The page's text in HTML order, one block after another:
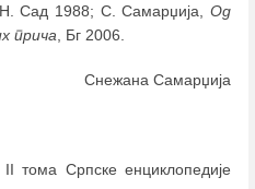
Н. Сад 1988; С. Самарџија, Од
прича , Бг 2006.
Снежана Самарџија
тома Српске енциклопедије